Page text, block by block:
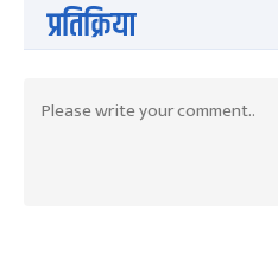
प्रतिक्रिया